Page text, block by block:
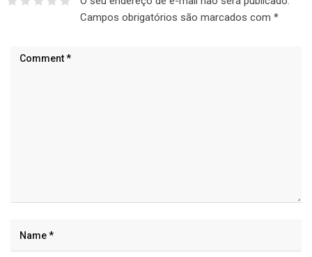
Campos obrigatórios são marcados com *